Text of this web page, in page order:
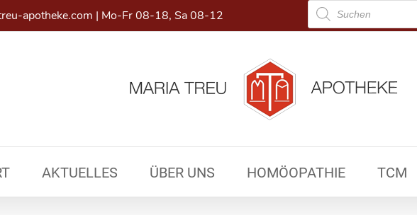
apotheke.com | Mo-Fr 08-18, Sa 08-12
Products
search
AKTUELLES ÜBER UNS HOMÖOPATHIE TCM